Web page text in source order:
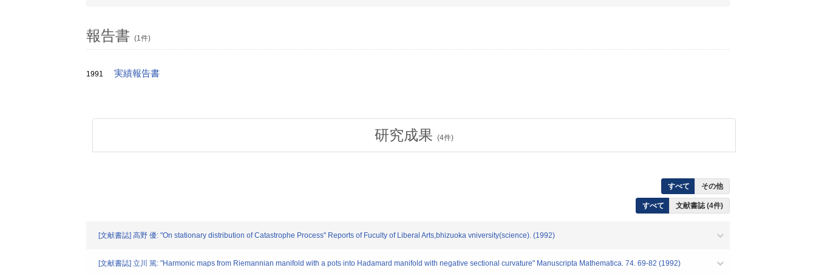
報告書 (1件)
1991 実績報告書
研究成果 (4件)
すべて その他
すべて 文献書誌 (4件)
[文献書誌] 高野 優: "On stationary distribution of Catastrophe Process" Reports of Fuculty of Liberal Arts,bhizuoka vniversity(science). (1992)
[文献書誌] 立川 篤: "Harmonic maps from Riemannian manifold with a pots into Hadamard manifold with negative sectional curvature" Manuscripta Mathematica. 74. 69-82 (1992)